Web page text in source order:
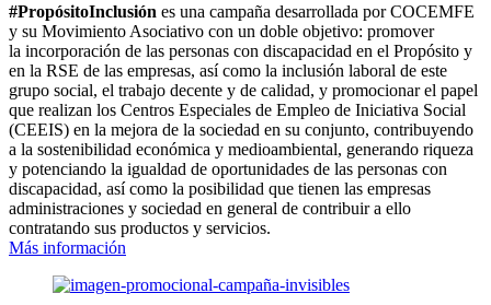
#PropósitoInclusión es una campaña desarrollada por COCEMFE
y su Movimiento Asociativo con un doble objetivo: promover
la incorporación de las personas con discapacidad en el Propósito y
en la RSE de las empresas, así como la inclusión laboral de este
grupo social, el trabajo decente y de calidad, y promocionar el papel
que realizan los Centros Especiales de Empleo de Iniciativa Social
(CEEIS) en la mejora de la sociedad en su conjunto, contribuyendo
a la sostenibilidad económica y medioambiental, generando riqueza
y potenciando la igualdad de oportunidades de las personas con
discapacidad, así como la posibilidad que tienen las empresas
administraciones y sociedad en general de contribuir a ello
contratando sus productos y servicios.
Más información